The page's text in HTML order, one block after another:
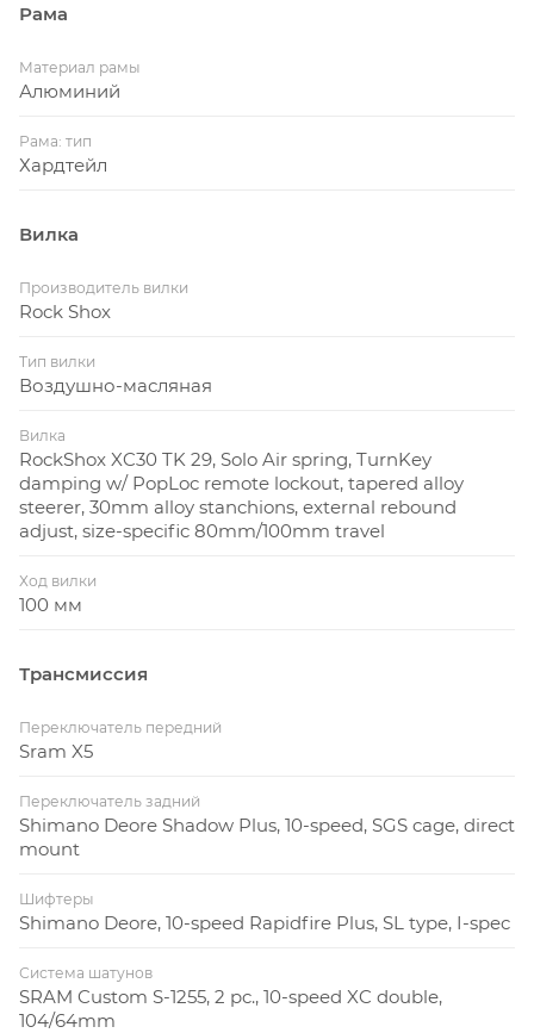
Рама
Материал рамы
Алюминий
Рама: тип
Хардтейл
Вилка
Производитель вилки
Rock Shox
Тип вилки
Воздушно-масляная
Вилка
RockShox XC30 TK 29, Solo Air spring, TurnKey
damping w/ PopLoc remote lockout, tapered alloy
steerer, 30mm alloy stanchions, external rebound
adjust, size-specific 80mm/100mm travel
Ход вилки
100 мм
Трансмиссия
Переключатель передний
Sram X5
Переключатель задний
Shimano Deore Shadow Plus, 10-speed, SGS cage, direct
mount
Шифтеры
Shimano Deore, 10-speed Rapidfire Plus, SL type, I-spec
Система шатунов
SRAM Custom S-1255, 2 pc., 10-speed XC double,
104/64mm